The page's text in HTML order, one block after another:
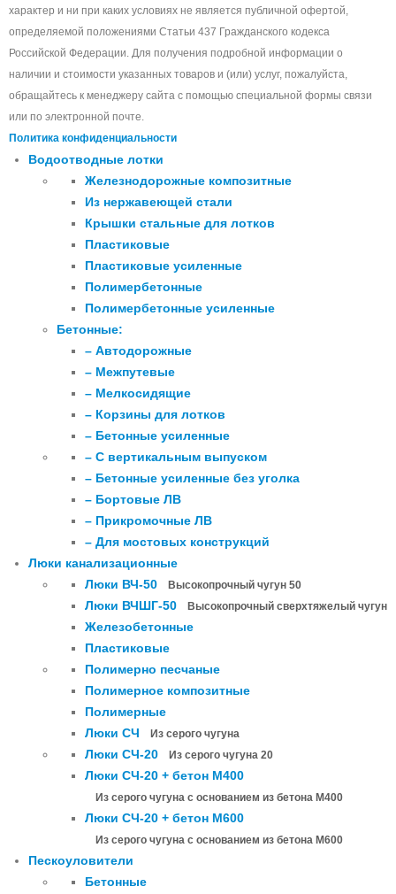
характер и ни при каких условиях не является публичной офертой,
определяемой положениями Статьи 437 Гражданского кодекса
Российской Федерации. Для получения подробной информации о
наличии и стоимости указанных товаров и (или) услуг, пожалуйста,
обращайтесь к менеджеру сайта с помощью специальной формы связи
или по электронной почте.
Политика конфиденциальности
Водоотводные лотки
Железнодорожные композитные
Из нержавеющей стали
Крышки стальные для лотков
Пластиковые
Пластиковые усиленные
Полимербетонные
Полимербетонные усиленные
Бетонные:
– Автодорожные
– Межпутевые
– Мелкосидящие
– Корзины для лотков
– Бетонные усиленные
– С вертикальным выпуском
– Бетонные усиленные без уголка
– Бортовые ЛВ
– Прикромочные ЛВ
– Для мостовых конструкций
Люки канализационные
Люки ВЧ-50
Высокопрочный чугун 50
Люки ВЧШГ-50 Высокопрочный сверхтяжелый чугун
Железобетонные
Пластиковые
Полимерно песчаные
Полимерное композитные
Полимерные
Люки СЧ
Из серого чугуна
Люки СЧ-20 Из серого чугуна 20
Люки СЧ-20 + бетон М400
Из серого чугуна с основанием из бетона М400
Люки СЧ-20 + бетон М600
Из серого чугуна с основанием из бетона М600
Пескоуловители
Бетонные